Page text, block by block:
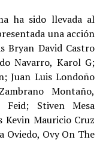
ha sido llevada al
una acción
Bryan David Castro
Navarro, Karol G;
Juan Luis Londoño
Montaño,
Feid; Stiven Mesa
Kevin Mauricio Cruz
Oviedo, Ovy On The